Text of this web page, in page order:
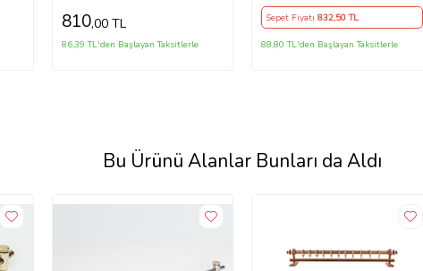
810,00 TL
86,39 TL'den Başlayan Taksitlerle
Sepet Fiyatı 832,50 TL
88,80 TL'den Başlayan Taksitlerle
Bu Ürünü Alanlar Bunları da Aldı